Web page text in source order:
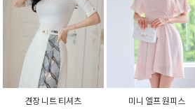
견장 니트 티셔츠
미니 엘프 원피스